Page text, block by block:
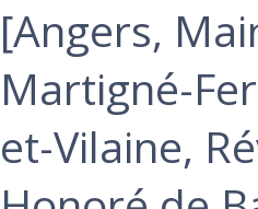
‎[Angers,
Martigné-
et-Vilaine,